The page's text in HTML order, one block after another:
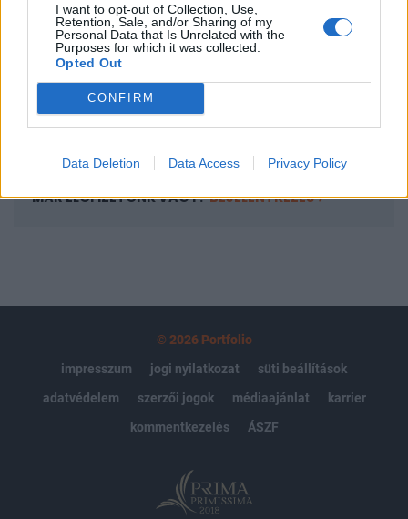
I want to opt-out of Collection, Use,
Retention, Sale, and/or Sharing of my
Personal Data that Is Unrelated with the
Purposes for which it was collected.
Opted Out
CONFIRM
Data Deletion Data Access Privacy Policy
Az előfizetés a következőket tartalmazza:
Portfolio.hu teljes cikkarchívum
Kötéslisták: BÉT elmúlt 2 év napon belüli
kötéslistái
Előfizetés
MÁR ELŐFIZETŐNK VAGY?BEJELENTKEZÉS
© 2026 Portfolio
impresszum
jogi nyilatkozat
süti beállítások
adatvédelem
szerzői jogok médiaajánlat
karrier
kommentkezelés
ÁSZF